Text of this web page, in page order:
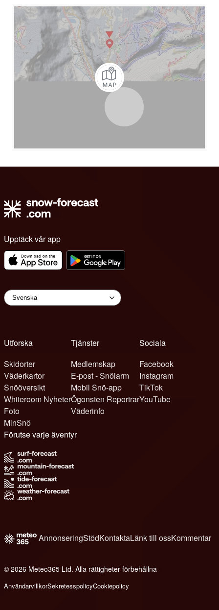
Upptäck vår app
Utforska
Skidorter
Väderkartor
Snööversikt
Whiteroom Nyheter
Foto
MinSnö
Tjänster
Medlemskap
E-post - Snölarm
Mobil Snö-app
Ögonsten Reportrar
Väderinfo
Sociala
Facebook
Instagram
TikTok
YouTube
Förutse varje äventyr
AnnonseringStödKontaktaLänk till ossKommentar
© 2026 Meteo365 Ltd. Alla rättigheter förbehållna
AnvändarvillkorSekretesspolicyCookiepolicy